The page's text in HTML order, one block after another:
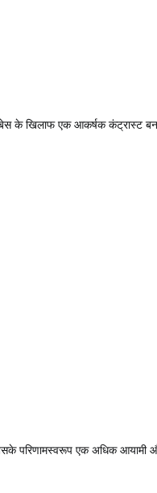
के खिलाफ एक आकर्षक कंट्रास्ट
परिणामस्वरूप एक अधिक आयामी